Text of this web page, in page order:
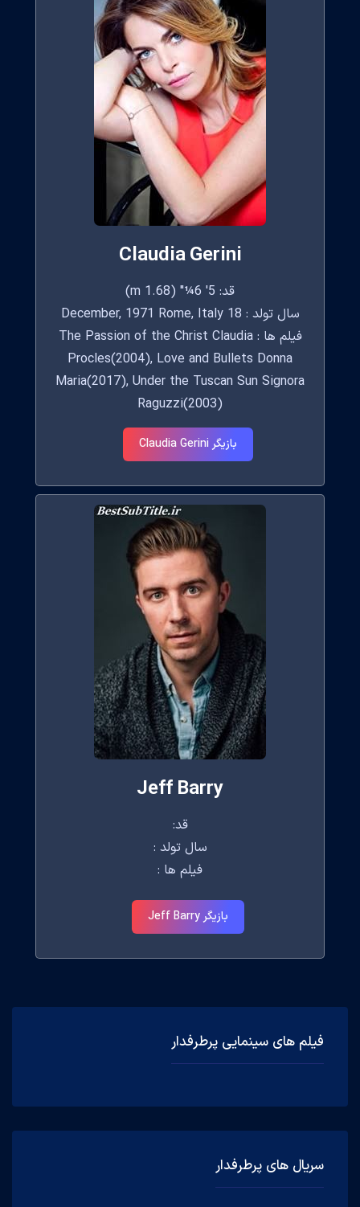
فیلم های سینمایی پرطرفدار
سریال های پرطرفدار
Claudia Gerini
قد: 5' 6¼" (1.68 m)
سال تولد : 18 December, 1971 Rome, Italy
فیلم ها : The Passion of the Christ Claudia
Procles(2004), Love and Bullets Donna
Maria(2017), Under the Tuscan Sun Signora
Raguzzi(2003)
بازیگر Claudia Gerini
Jeff Barry
قد:
سال تولد :
فیلم ها :
بازیگر Jeff Barry